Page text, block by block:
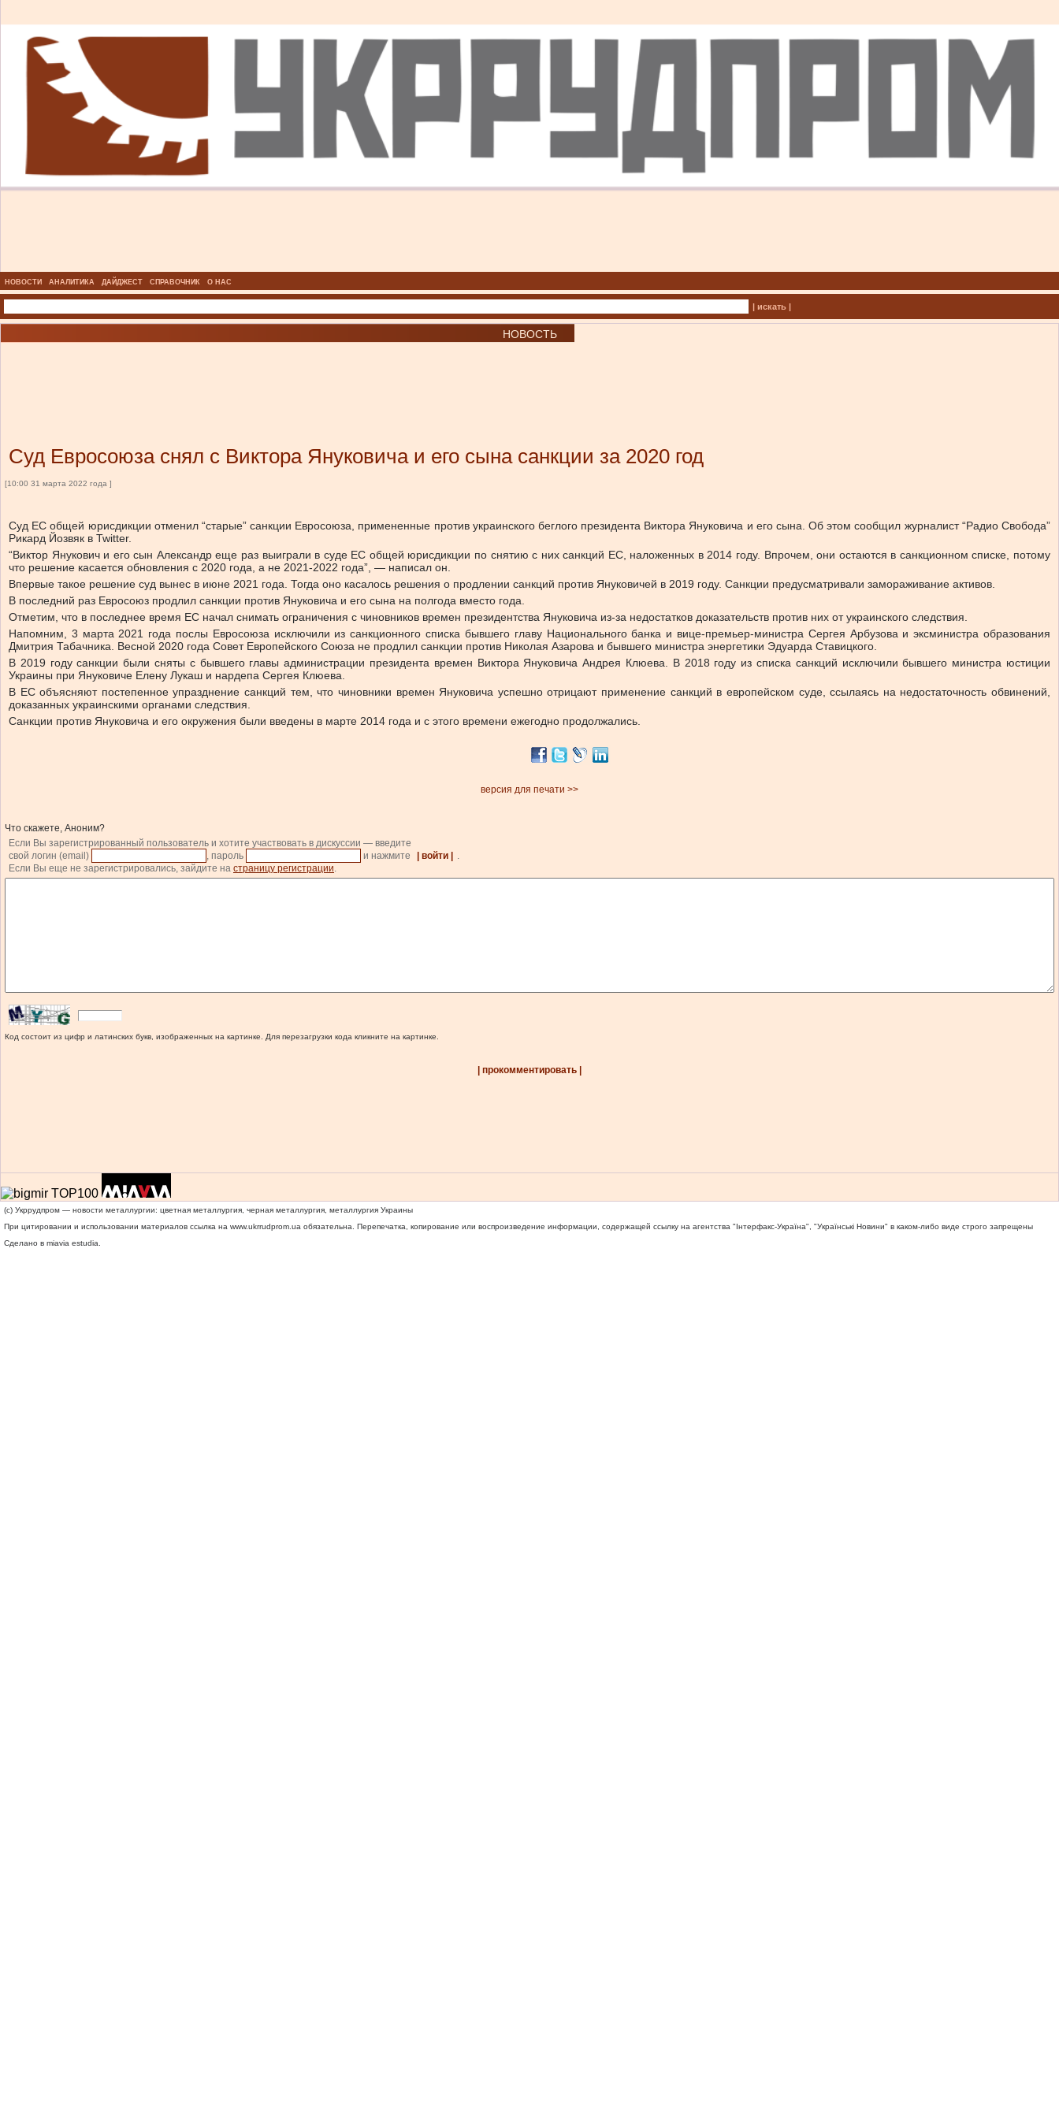
НОВОСТИ АНАЛИТИКА ДАЙДЖЕСТ СПРАВОЧНИК О НАС
| искать |
НОВОСТЬ
Суд Евросоюза снял с Виктора Януковича и его сына санкции за 2020 год
[10:00 31 марта 2022 года ]
Суд ЕС общей юрисдикции отменил “старые” санкции Евросоюза, примененные против украинского беглого президента Виктора Януковича и его сына. Об этом сообщил журналист “Радио Свобода”
Рикард Йозвяк в Twitter.
“Виктор Янукович и его сын Александр еще раз выиграли в суде ЕС общей юрисдикции по снятию с них санкций ЕС, наложенных в 2014 году. Впрочем, они остаются в санкционном списке, потому
что решение касается обновления с 2020 года, а не 2021-2022 года”, — написал он.
Впервые такое решение суд вынес в июне 2021 года. Тогда оно касалось решения о продлении санкций против Януковичей в 2019 году. Санкции предусматривали замораживание активов.
В последний раз Евросоюз продлил санкции против Януковича и его сына на полгода вместо года.
Отметим, что в последнее время ЕС начал снимать ограничения с чиновников времен президентства Януковича из-за недостатков доказательств против них от украинского следствия.
Напомним, 3 марта 2021 года послы Евросоюза исключили из санкционного списка бывшего главу Национального банка и вице-премьер-министра Сергея Арбузова и эксминистра образования
Дмитрия Табачника. Весной 2020 года Совет Европейского Союза не продлил санкции против Николая Азарова и бывшего министра энергетики Эдуарда Ставицкого.
В 2019 году санкции были сняты с бывшего главы администрации президента времен Виктора Януковича Андрея Клюева. В 2018 году из списка санкций исключили бывшего министра юстиции
Украины при Януковиче Елену Лукаш и нардепа Сергея Клюева.
В ЕС объясняют постепенное упразднение санкций тем, что чиновники времен Януковича успешно отрицают применение санкций в европейском суде, ссылаясь на недостаточность обвинений,
доказанных украинскими органами следствия.
Санкции против Януковича и его окружения были введены в марте 2014 года и с этого времени ежегодно продолжались.
версия для печати >>
Что скажете, Аноним?
Если Вы зарегистрированный пользователь и хотите участвовать в дискуссии — введите
свой логин (email)
, пароль и нажмите | войти |
.
Если Вы еще не зарегистрировались, зайдите на страницу регистрации.
Код состоит из цифр и латинских букв, изображенных на картинке. Для перезагрузки кода кликните на картинке.
| прокомментировать |
(c) Укррудпром — новости металлургии: цветная металлургия, черная металлургия, металлургия Украины
При цитировании и использовании материалов ссылка на www.ukrrudprom.ua обязательна. Перепечатка, копирование или воспроизведение информации, содержащей ссылку на агентства "Iнтерфакс-Україна", "Українськi Новини" в каком-либо виде строго запрещены
Сделано в miavia estudia.